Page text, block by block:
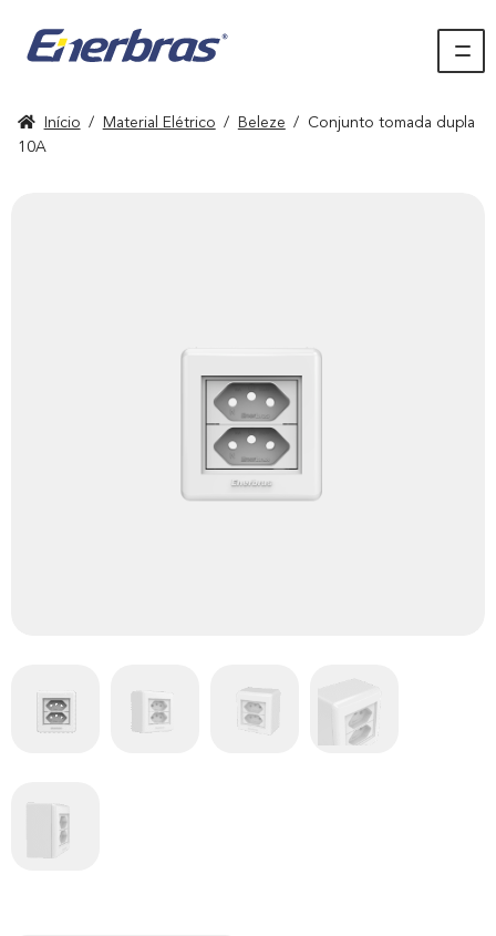
Início / Material Elétrico / Beleze /
Conjunto tomada dupla
10A